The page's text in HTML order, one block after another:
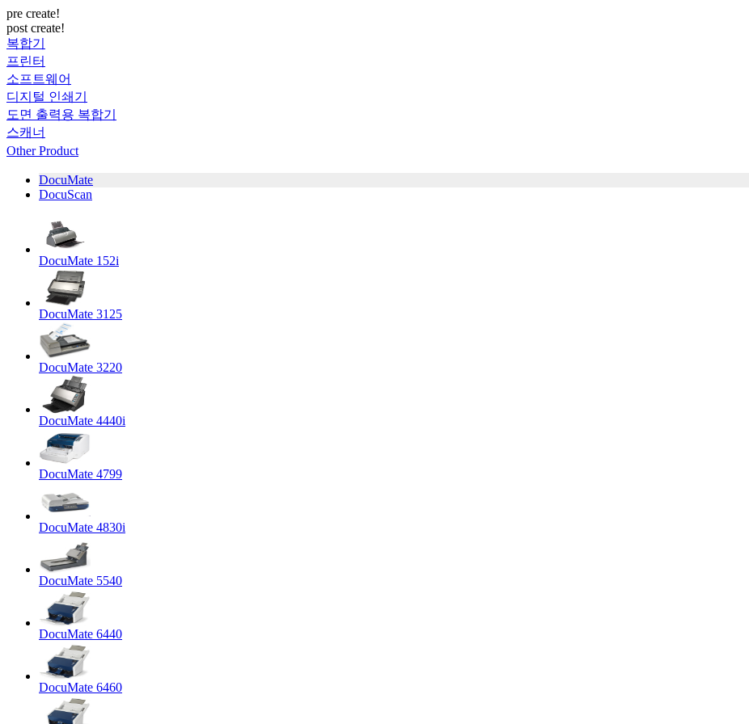
pre create!
post create!
복합기
프린터
소프트웨어
디지털 인쇄기
도면 출력용 복합기
스캐너
Other Product
DocuMate
DocuScan
DocuMate 152i
DocuMate 3125
DocuMate 3220
DocuMate 4440i
DocuMate 4799
DocuMate 4830i
DocuMate 5540
DocuMate 6440
DocuMate 6460